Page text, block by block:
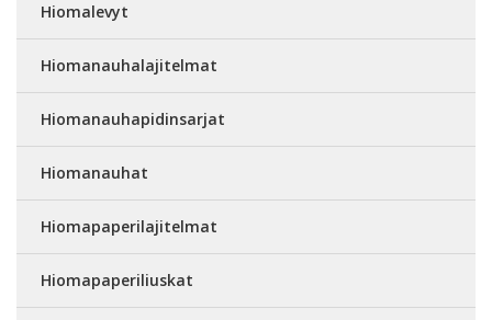
Hiomalevyt
Hiomanauhalajitelmat
Hiomanauhapidinsarjat
Hiomanauhat
Hiomapaperilajitelmat
Hiomapaperiliuskat